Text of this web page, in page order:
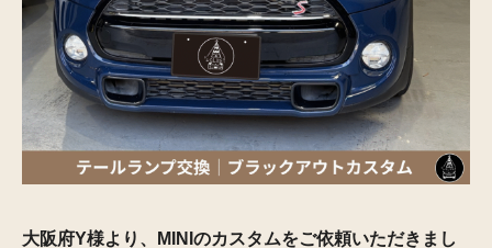
大阪府Y様より、MINIのカスタムをご依頼いただきまし